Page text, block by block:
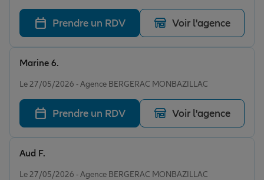
Prendre un RDV Voir l'agence
Le 27/05/2026 - Agence BERGERAC MONBAZILLAC
Marine 6.
Prendre un RDV Voir l'agence
Le 27/05/2026 - Agence BERGERAC MONBAZILLAC
Aud F.